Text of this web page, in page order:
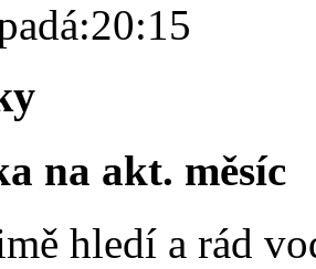
20:15
na akt. měsíc
hledí a rád